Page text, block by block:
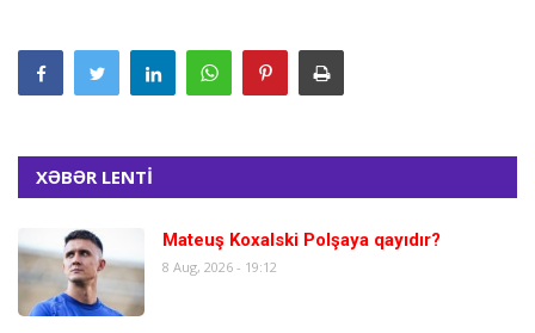
XƏBƏR LENTİ
Mateuş Koxalski Polşaya qayıdır?
8 Aug, 2026 - 19:12